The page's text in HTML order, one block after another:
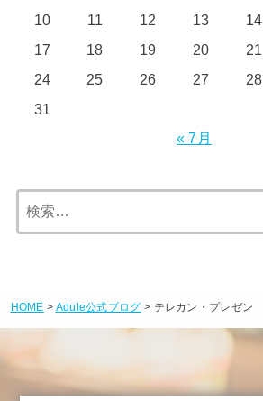
10
11 12 13 14
17
18 19 20 21
24
25 26 27 28
31
« 7月
索:
HOME > Adule公式ブログ > テレカン・プレゼン